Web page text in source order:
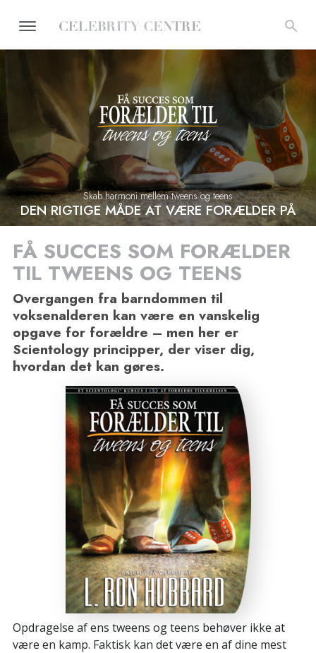
Skab harmoni mellem tweens og teens
DEN RIGTIGE MÅDE AT VÆRE FORÆLDER PÅ
FÅ SUCCES SOM FORÆLDER
TIL TWEENS OG TEENS
Overgangen fra barndommen til
voksenalderen kan være en vanskelig
opgave for forældre – men her er
Scientology principper, der viser dig,
hvordan det kan gøres.
Opdragelse af ens tweens og teens behøver ikke at
være en kamp. Faktisk kan det være en af dine mest